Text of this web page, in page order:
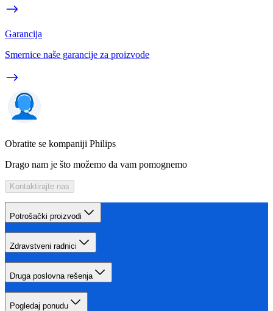
Garancija
Smernice naše garancije za proizvode
Obratite se kompaniji Philips
Drago nam je što možemo da vam pomognemo
Kontaktirajte nas
Potrošački proizvodi
Zdravstveni radnici
Druga poslovna rešenja
Pogledaj ponudu